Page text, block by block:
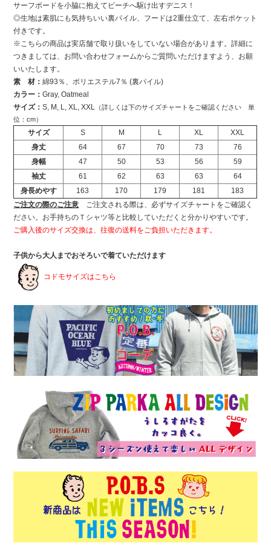
サーフボードを小脇に抱えてビーチへ駆け出すデニス！
◎生地は素肌にも気持ちいい裏パイル、フードは2重仕立て、左右ポケット
付きです。
※こちらの商品は実店舗で取り扱いをしていない場合があります。詳細に
つきましては、お問い合わせフォームからご質問いただけますよう、お願
いいたします。
素 材：綿93％、ポリエステル7％ (裏パイル)
カラー：Gray, Oatmeal
サイズ：S, M, L, XL, XXL
（詳しくは下のサイズチャートをご確認ください 単
位：cm）
サイズ S M L XL
XXL
身丈
64 67 70 73
76
身幅
47 50 53 56
59
袖丈
61 62 63 63
64
身長めやす
163 170 179 181
183
ご注文の際のご注意 ご注文される際は、必ずサイズチャートをご確認く
ださい。お手持ちのＴシャツ等と比較していただくと分かりやすいです。
ご購入後のサイズ交換は、往復の送料をご負担いただきます。
子供から大人までおそろいで着ていただけます
コドモサイズはこちら